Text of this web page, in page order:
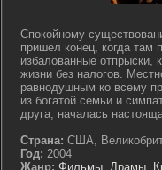
Спокойному
пришел конец, когда там
избалованные отпрыски,
жизни без налогов.
равнодушным ко всему
из богатой семьи и
друга, началась
Страна: США,
Год: 2004
Жанр: Фильмы, Драмы,